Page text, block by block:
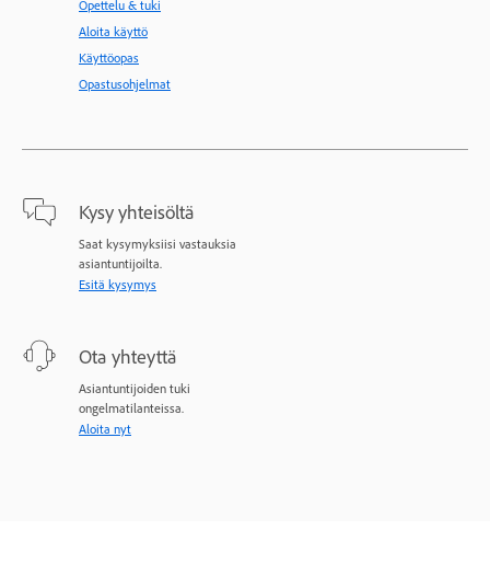
Opettelu & tuki
Aloita käyttö
Käyttöopas
Opastusohjelmat
Kysy yhteisöltä
Saat kysymyksiisi vastauksia
asiantuntijoilta.
Esitä kysymys
Ota yhteyttä
Asiantuntijoiden tuki
ongelmatilanteissa.
Aloita nyt